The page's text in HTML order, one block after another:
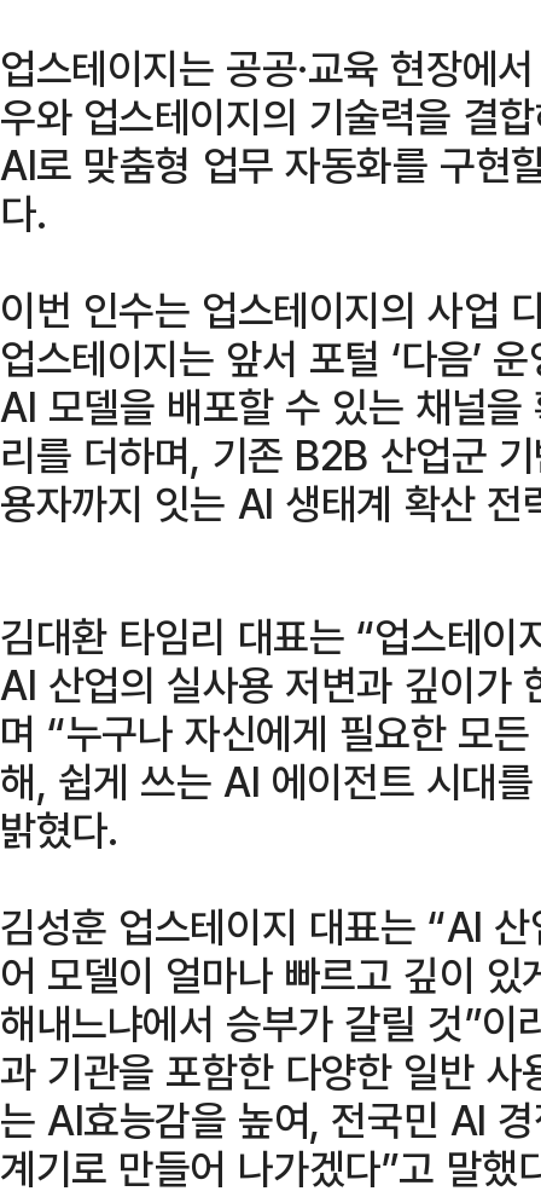
업스테이지는 공공·교육 현장에
우와 업스테이지의 기술력을 결
AI로 맞춤형 업무 자동화를 구현
다.
이번 인수는 업스테이지의 사업
업스테이지는 앞서 포털 ‘다음’
AI 모델을 배포할 수 있는 채널
리를 더하며, 기존 B2B 산업군
용자까지 잇는 AI 생태계 확산
김대환 타임리 대표는 “업스테이
AI 산업의 실사용 저변과 깊이가
며 “누구나 자신에게 필요한 모
해, 쉽게 쓰는 AI 에이전트 시대
밝혔다.
김성훈 업스테이지 대표는 “AI
어 모델이 얼마나 빠르고 깊이
해내느냐에서 승부가 갈릴 것”이
과 기관을 포함한 다양한 일반
는 AI효능감을 높여, 전국민 AI
계기로 만들어 나가겠다”고 말했